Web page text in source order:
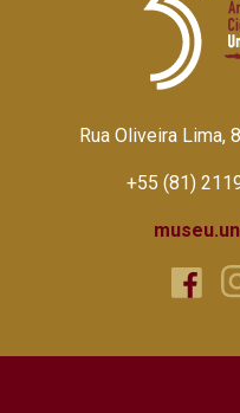
Rua Oliveira Lima,
+55 (81)